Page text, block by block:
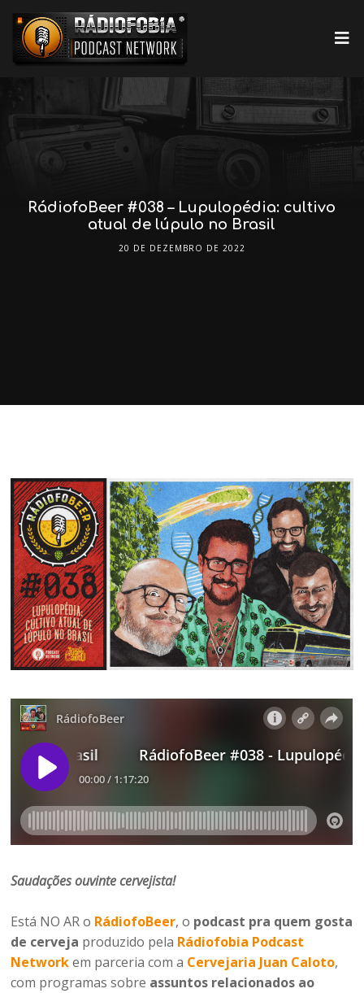
RádiofoBeer #038 – Lupulopédia: cultivo
atual de lúpulo no Brasil
20 DE DEZEMBRO DE 2022
Saudações ouvinte cervejista!
Está NO AR o RádiofoBeer, o podcast pra quem gosta
de cerveja produzido pela Rádiofobia Podcast
Networkem parceria com a Cervejaria Juan Caloto,
com programas sobre assuntos relacionados ao